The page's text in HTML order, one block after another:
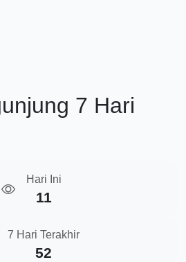
7 Hari
Hari Ini
11
7 Hari Terakhir
52